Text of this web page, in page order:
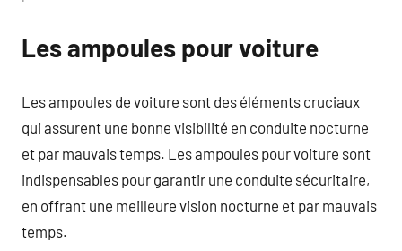
Les ampoules pour voiture
Les ampoules de voiture sont des éléments cruciaux
qui assurent une bonne visibilité en conduite nocturne
et par mauvais temps. Les ampoules pour voiture sont
indispensables pour garantir une conduite sécuritaire,
en offrant une meilleure vision nocturne et par mauvais
temps.